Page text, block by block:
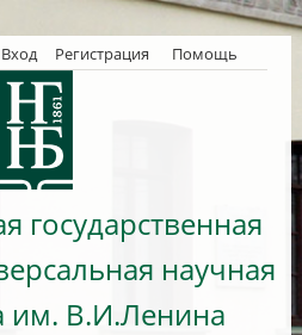
Вход Регистрация Помощь
государственная
научная
им. В.И.Ленина